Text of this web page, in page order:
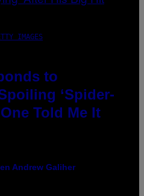
IMAGES
to
‘Spider-
Told Me It
Andrew Galiher